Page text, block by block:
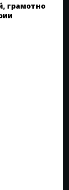
грамотно